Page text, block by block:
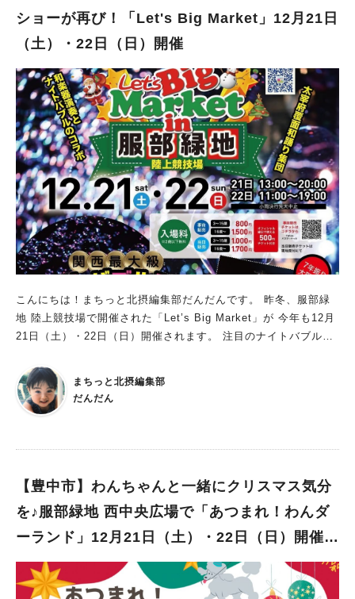
ショーが再び！「Let's Big Market」12月21日
（土）・22日（日）開催
こんにちは！まちっと北摂編集部だんだんです。 昨冬、服部緑
地 陸上競技場で開催された「Let’s Big Market」が 今年も12月
21日（土）・22日（日）開催されます。 注目のナイトバブルシ
縁日・ワークショップなど楽しいイベントが目白押しです！ 7年
ぶりに大阪上陸！太宰府覆面和踊り集団とナイトバブルのコラボ
が実現 子ども向けの遊び体験ブースやキッチンカーなどが登場
す！ 今年は7年ぶりに大阪にやって来る、太宰府覆面和踊り集団
に加え、21日は30億ベリーの歌い手「HalnE-ハルネ-」、 22日
は和楽器演奏組「和弥」とのトリプルコラボでのスペシャルパフ
とコラボした北摂最大級の古着市、 お子さんに人気のふわふわ
パーク、 縁日・ワークショップ・ハンドメイドエリアなど見逃
まちっと北摂編集部
だんだん
【豊中市】わんちゃんと一緒にクリスマス気分
を♪服部緑地 西中央広場で「あつまれ！わんダ
ーランド」12月21日（土）・22日（日）開催
（教えたい／教えて）